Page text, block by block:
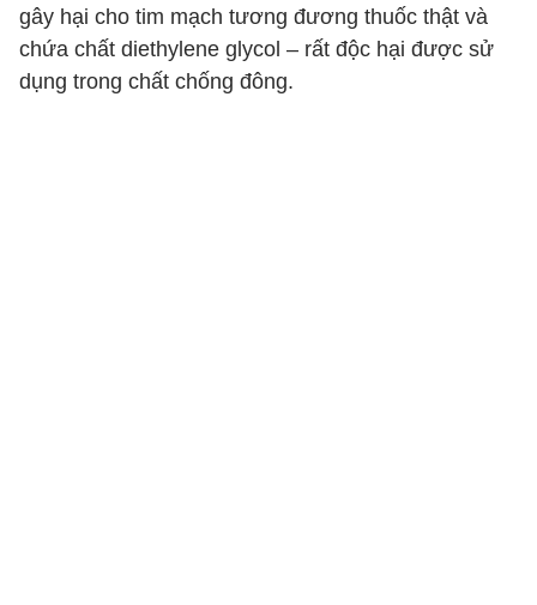
gây hại cho tim mạch tương đương thuốc thật và
chứa chất diethylene glycol – rất độc hại được sử
dụng trong chất chống đông.